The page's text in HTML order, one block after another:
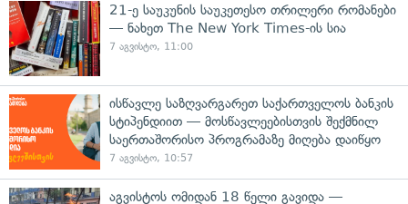
21-ე საუკუნის საუკეთესო თრილერი რომანები
— ნახეთ The New York Times-ის სია
7 აგვისტო, 11:00
ისწავლე საზღვარგარეთ საქართველოს ბანკის
სტიპენდიით — მოსწავლეებისთვის შექმნილ
საერთაშორისო პროგრამაზე მიღება დაიწყო
7 აგვისტო, 10:57
აგვისტოს ომიდან 18 წელი გავიდა —